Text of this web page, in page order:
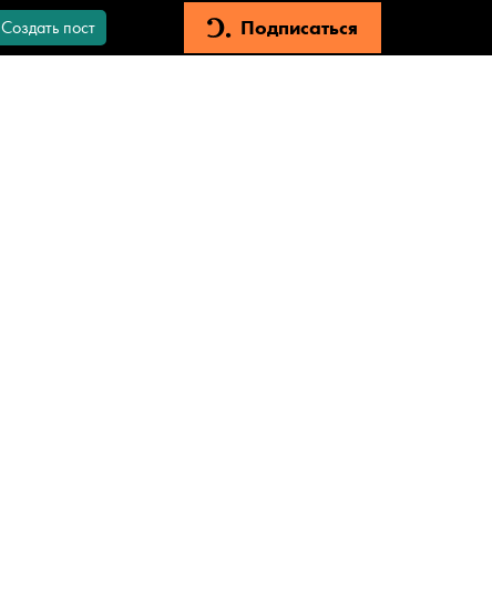
Создать пост Подписаться